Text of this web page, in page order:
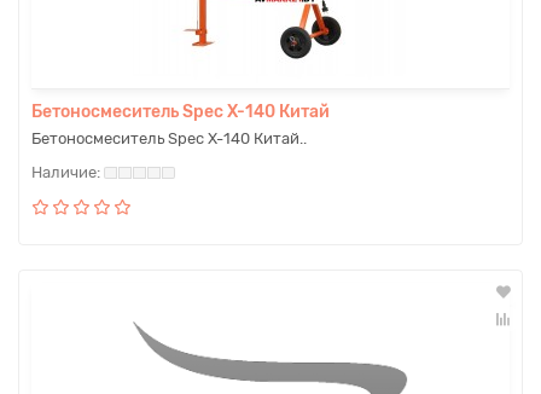
Бетоносмеситель Spec X-140 Китай
Бетоносмеситель Spec X-140 Китай..